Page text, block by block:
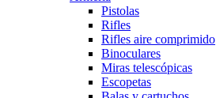
Pistolas
Rifles
Rifles aire comprimido
Binoculares
Miras telescópicas
Escopetas